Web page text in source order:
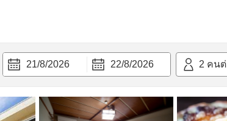
21/8/2026 22/8/2026 2 คน